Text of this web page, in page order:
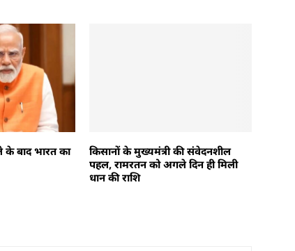
बाद भारत का
किसानों के मुख्यमंत्री की संवेदनशील
पहल, रामरतन को अगले दिन ही मिली
धान की राशि